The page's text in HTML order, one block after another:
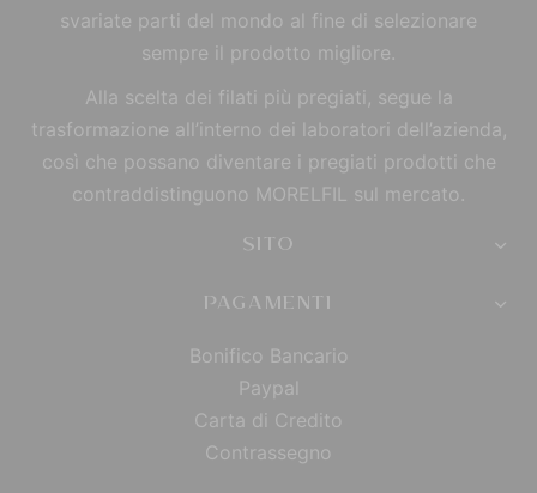
svariate parti del mondo al fine di selezionare
sempre il prodotto migliore.
Alla scelta dei filati più pregiati, segue la
trasformazione all’interno dei laboratori dell’azienda,
così che possano diventare i pregiati prodotti che
contraddistinguono MORELFIL sul mercato.
SITO
PAGAMENTI
Bonifico Bancario
Paypal
Carta di Credito
Contrassegno